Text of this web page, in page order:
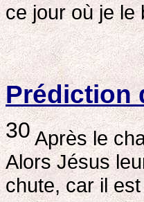
ce jour où je le
Prédiction
30Après le
Alors Jésus
chute, car il